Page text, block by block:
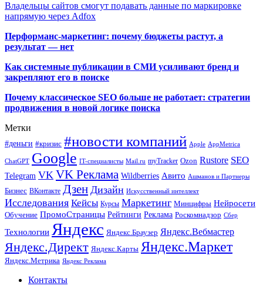
Владельцы сайтов смогут подавать данные по маркировке
напрямую через Adfox
Перформанс-маркетинг: почему бюджеты растут, а
результат — нет
Как системные публикации в СМИ усиливают бренд и
закрепляют его в поиске
Почему классическое SEO больше не работает: стратегии
продвижения в новой логике поиска
Метки
#деньги #кризис #новости компаний Apple AppMetrica
ChatGPT Google IT-специалисты Mail.ru myTracker Ozon Rustore SEO
Telegram VK VK Реклама Wildberries Авито Ашманов и Партнеры
Бизнес ВКонтакте Дзен Дизайн Искусственный интеллект
Исследования Кейсы Курсы Маркетинг Минцифры Нейросети
Обучение ПромоСтраницы Рейтинги Реклама Роскомнадзор Сбер
Технологии Яндекс Яндекс.Браузер Яндекс.Вебмастер
Яндекс.Директ Яндекс.Карты Яндекс.Маркет
Яндекс.Метрика Яндекс Реклама
Контакты